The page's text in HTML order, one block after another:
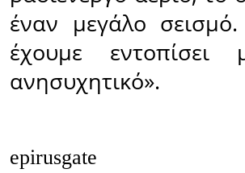
έναν μεγάλο
έχουμε
ανησυχητικό».
epirusgate